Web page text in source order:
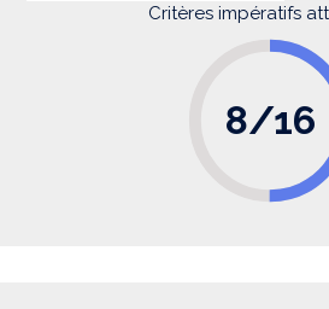
Critères impératifs
8/16